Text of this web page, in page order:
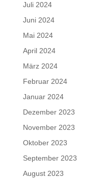
Juli 2024
Juni 2024
Mai 2024
April 2024
März 2024
Februar 2024
Januar 2024
Dezember 2023
November 2023
Oktober 2023
September 2023
August 2023